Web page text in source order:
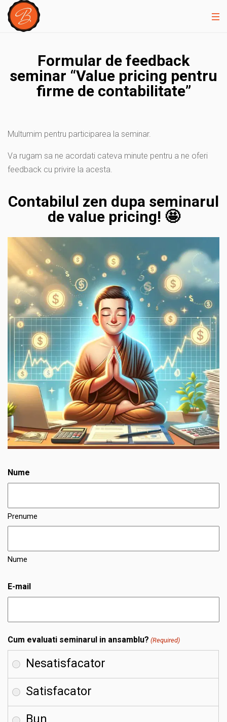
Formular de feedback
seminar “Value pricing pentru
firme de contabilitate”
Multumim pentru participarea la seminar.
Va rugam sa ne acordati cateva minute pentru a ne oferi
feedback cu privire la acesta.
Contabilul zen dupa seminarul
de value pricing! 🤩
Nume
Prenume
Nume
E-mail
Cum evaluati seminarul in ansamblu? (Required)